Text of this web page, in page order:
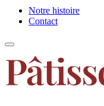
Notre histoire
Contact